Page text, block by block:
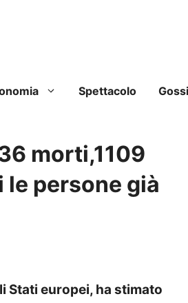
Spettacolo
morti,1109
persone già
Stati europei, ha stimato